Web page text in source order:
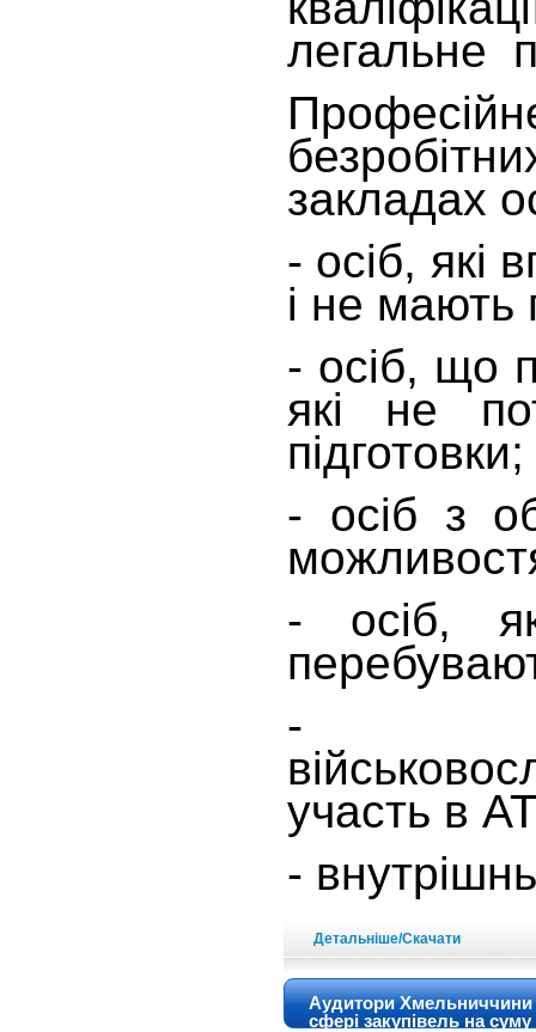
легальне
закладах
- осіб, які
і не мають
- осіб, що
які не
підготовки;
- осіб з
- осіб,
-
участь в
-
Детальніше/Скачати
Аудитори Хмельниччини
сфері закупівель на